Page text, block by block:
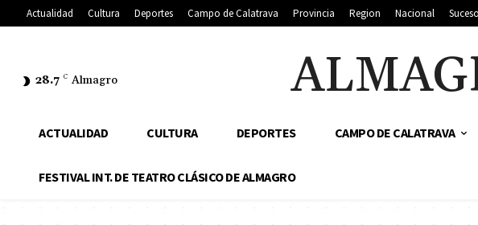
Actualidad Cultura Deportes Campo de Calatrava Provincia Region Nacional
28.7 C Almagro
ACTUALIDAD CULTURA DEPORTES CAMPO DE CALATRAVA
FESTIVAL INT. DE TEATRO CLÁSICO DE ALMAGRO